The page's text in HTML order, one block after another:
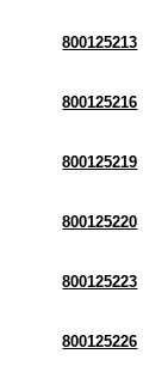
800125213
800125216
800125219
800125220
800125223
800125226